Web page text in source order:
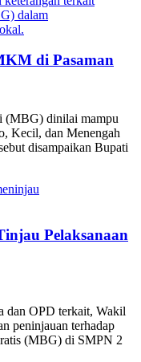
di Pasaman
(MBG) dinilai mampu
Kecil, dan Menengah
disampaikan Bupati
Pelaksanaan
dan OPD terkait, Wakil
peninjauan terhadap
(MBG) di SMPN 2